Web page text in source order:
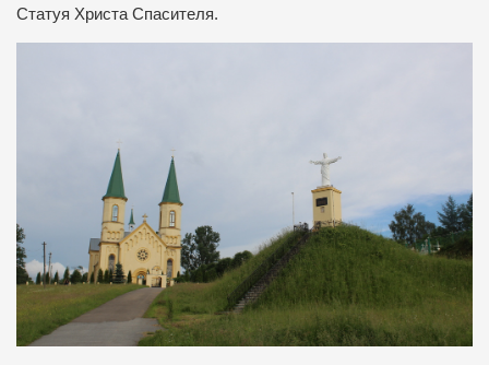
Статуя Христа Спасителя.